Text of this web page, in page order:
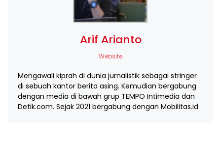
Arif Arianto
Website
Mengawali kiprah di dunia jurnalistik sebagai stringer
di sebuah kantor berita asing. Kemudian bergabung
dengan media di bawah grup TEMPO Intimedia dan
Detik.com. Sejak 2021 bergabung dengan Mobilitas.id